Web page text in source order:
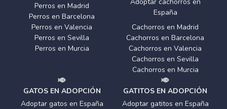
Perros en Madrid
Perros en Barcelona
Perros en Valencia
Perros en Sevilla
Perros en Murcia
España
Cachorros en Madrid
Cachorros en Barcelona
Cachorros en Valencia
Cachorros en Sevilla
Cachorros en Murcia
GATOS EN ADOPCIÓN
Adoptar gatos en España
GATITOS EN ADOPCIÓN
Adoptar gatitos en España